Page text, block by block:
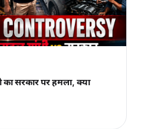
का सरकार पर हमला, क्या